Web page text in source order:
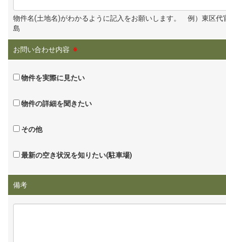
物件名(土地名)がわかるように記入をお願いします。 例）東区代
島
お問い合わせ内容 ※
物件を実際に見たい
物件の詳細を聞きたい
その他
最新の空き状況を知りたい(駐車場)
備考